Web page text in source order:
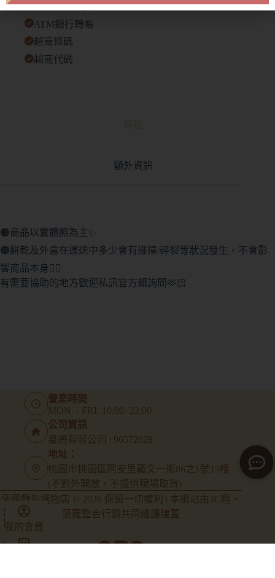
LINE PAY付款
ATM銀行轉帳
超商條碼
超商代碼
額外資訊
🟠商品以實體照為主✨
🟠餅乾及外盒在運送中多少會有碰撞/碎裂等狀況發生，不會影
響商品本身🙇‍♀️
有需要協助的地方歡迎私訊官方賴詢問🫶🏻
營業時間
MON. - FRI. 10:00- 22:00
公司資訊
驀遡有限公司 | 90572628
地址：
桃園市桃園區同安里藝文一街86之1號15樓
(不對外開放，不提供現場取貨)
菠蘿麵包選物店 © 2026 保留一切權利 | 本網站由 3C翔
、
菠蘿整合行銷 共同維護建置
我的會員